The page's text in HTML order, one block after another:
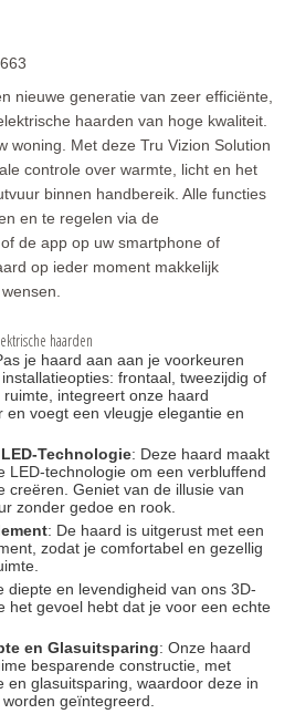
inzet - inbouw haarden
inbouwhaarden 2026
vrijstaande haarden 2026
/ tuinhaarden Gas 2026
haarden en kachels met
haarden en kachels met
vuur 2026
zoals een haardstel en
gashaarden 2026
nieuwe generatie van zeer efficiënte,
haarden van hoge kwaliteit.
woning. Met deze Tru Vizion Solution
controle over warmte, licht en het
binnen handbereik. Alle functies
en te regelen via de
de app op uw smartphone of
op ieder moment makkelijk
haarden
je haard aan aan je voorkeuren
frontaal, tweezijdig of
integreert onze haard
en voegt een vleugje elegantie en
Technologie: Deze haard maakt
LED-technologie om een verbluffend
creëren. Geniet van de illusie van
zonder gedoe en rook.
: De haard is uitgerust met een
zodat je comfortabel en gezellig
diepte en levendigheid van ons 3D-
het gevoel hebt dat je voor een echte
en Glasuitsparing: Onze haard
besparende constructie, met
en glasuitsparing, waardoor deze in
geïntegreerd.